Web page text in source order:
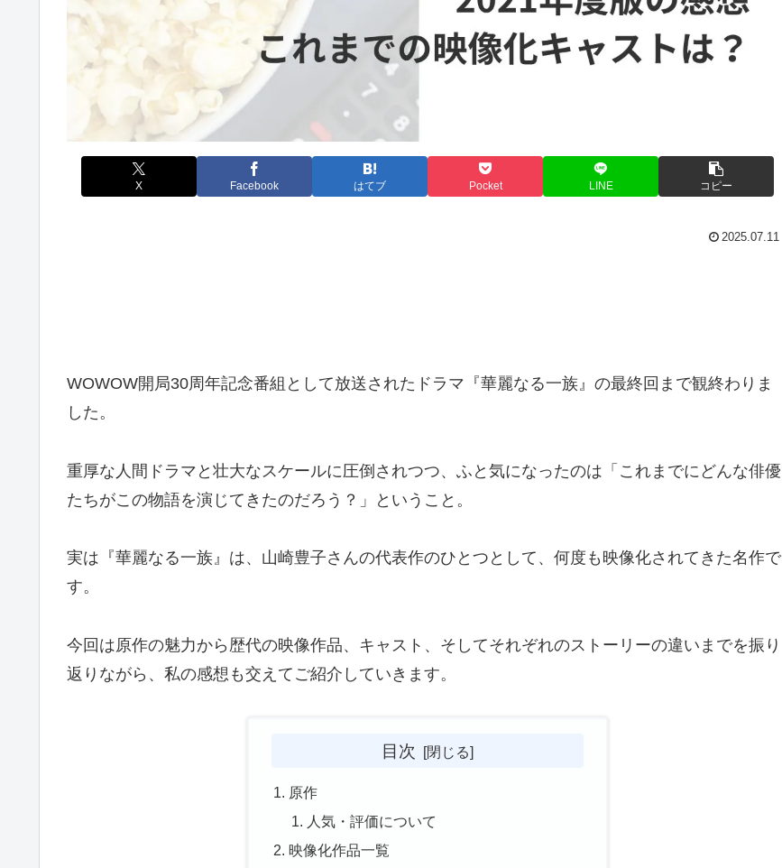
X Facebook はてブ Pocket LINE コピー
2025.07.11
WOWOW開局30周年記念番組として放送されたドラマ『華麗なる一族』の最終回まで観終わりま
した。
重厚な人間ドラマと壮大なスケールに圧倒されつつ、ふと気になったのは「これまでにどんな俳優
たちがこの物語を演じてきたのだろう？」ということ。
実は『華麗なる一族』は、山崎豊子さんの代表作のひとつとして、何度も映像化されてきた名作で
す。
今回は原作の魅力から歴代の映像作品、キャスト、そしてそれぞれのストーリーの違いまでを振り
返りながら、私の感想も交えてご紹介していきます。
目次
原作
人気・評価について
映像化作品一覧